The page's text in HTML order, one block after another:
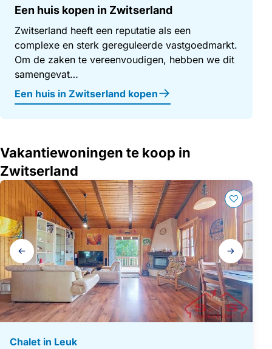
Een huis kopen in Zwitserland
Zwitserland heeft een reputatie als een
complexe en sterk gereguleerde vastgoedmarkt.
Om de zaken te vereenvoudigen, hebben we dit
samengevat…
Een huis in Zwitserland kopen
Vakantiewoningen te koop in
Zwitserland
Galerij
navigatie
Chalet in Leuk